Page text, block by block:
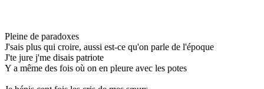
Pleine de paradoxes
J'sais plus qui croire, aussi est-ce qu'on parle de l'époque
J'te jure j'me disais patriote
Y a même des fois où on en pleure avec les potes